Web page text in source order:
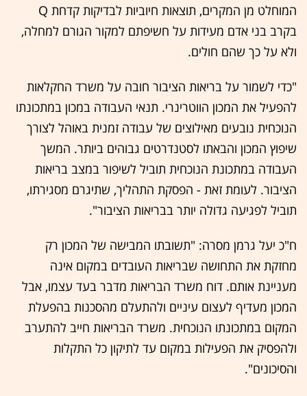
המוחלט מן המקרים, תוצאות חיוביות לבדיקות קדחת Q
בקרב בני אדם מעידות על חשיפתם למקור הגורם למחלה,
ולא על כך שהם חולים.
"כדי לשמור על בריאות הציבור חובה על משרד החקלאות
להפעיל את המכון הווטרינרי. תנאי העבודה במכון במתכונתו
הנוכחית נובעים מאילוצים של עבודה זמנית באוהל לצורך
שיפוץ המכון והבאתו לסטנדרטים גבוהים ביותר. המשך
העבודה במתכונת הנוכחית תוביל לשיפור במצב בריאות
הציבור. לעומת זאת - הפסקת התהליך, שתיגרם מסגירתו,
תוביל לפגיעה גדולה יותר בבריאות הציבור".
ח"כ יעל גרמן מסרה: "תשובתו המבישה של המכון רק
מחזקת את התחושה שבריאות העובדים במקום אינה
מעניינת אותם. דוח משרד הבריאות מדבר בעד עצמו, אבל
המכון מעדיף לעצום עיניים ולהתעלם מהסכנות בהפעלת
המקום במתכונתו הנוכחית. משרד הבריאות חייב להתערב
ולהפסיק את הפעילות במקום עד לתיקון כל התקלות
והסיכונים".